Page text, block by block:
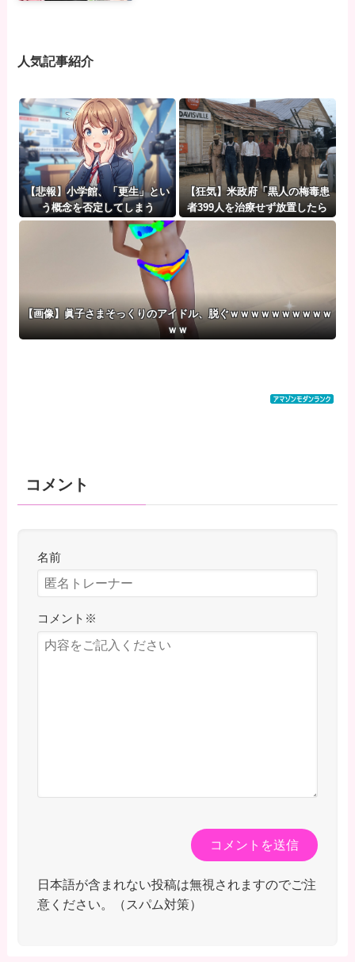
人気記事紹介
【悲報】小学館、「更生」とい
う概念を否定してしまう
【狂気】米政府「黒人の梅毒患
者399人を治療せず放置したら
どうなるか見たろ！」→40年間
【画像】眞子さまそっくりのアイドル、脱ぐｗｗｗｗｗｗｗｗｗｗ
ｗｗ
コメント
名前
コメント ※
日本語が含まれない投稿は無視されますのでご注
意ください。（スパム対策）